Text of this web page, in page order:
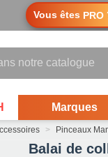
Vous êtes PRO
Marques
> Pinceaux
Balai de